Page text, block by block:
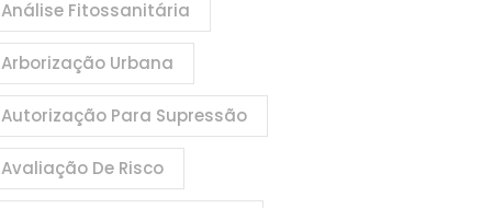
Análise Fitossanitária
Arborização Urbana
Autorização Para Supressão
Avaliação De Risco